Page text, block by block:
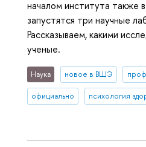
началом института также
запустятся три научные
Рассказываем, какими
ученые.
Наука новое в ВШЭ
официально психология